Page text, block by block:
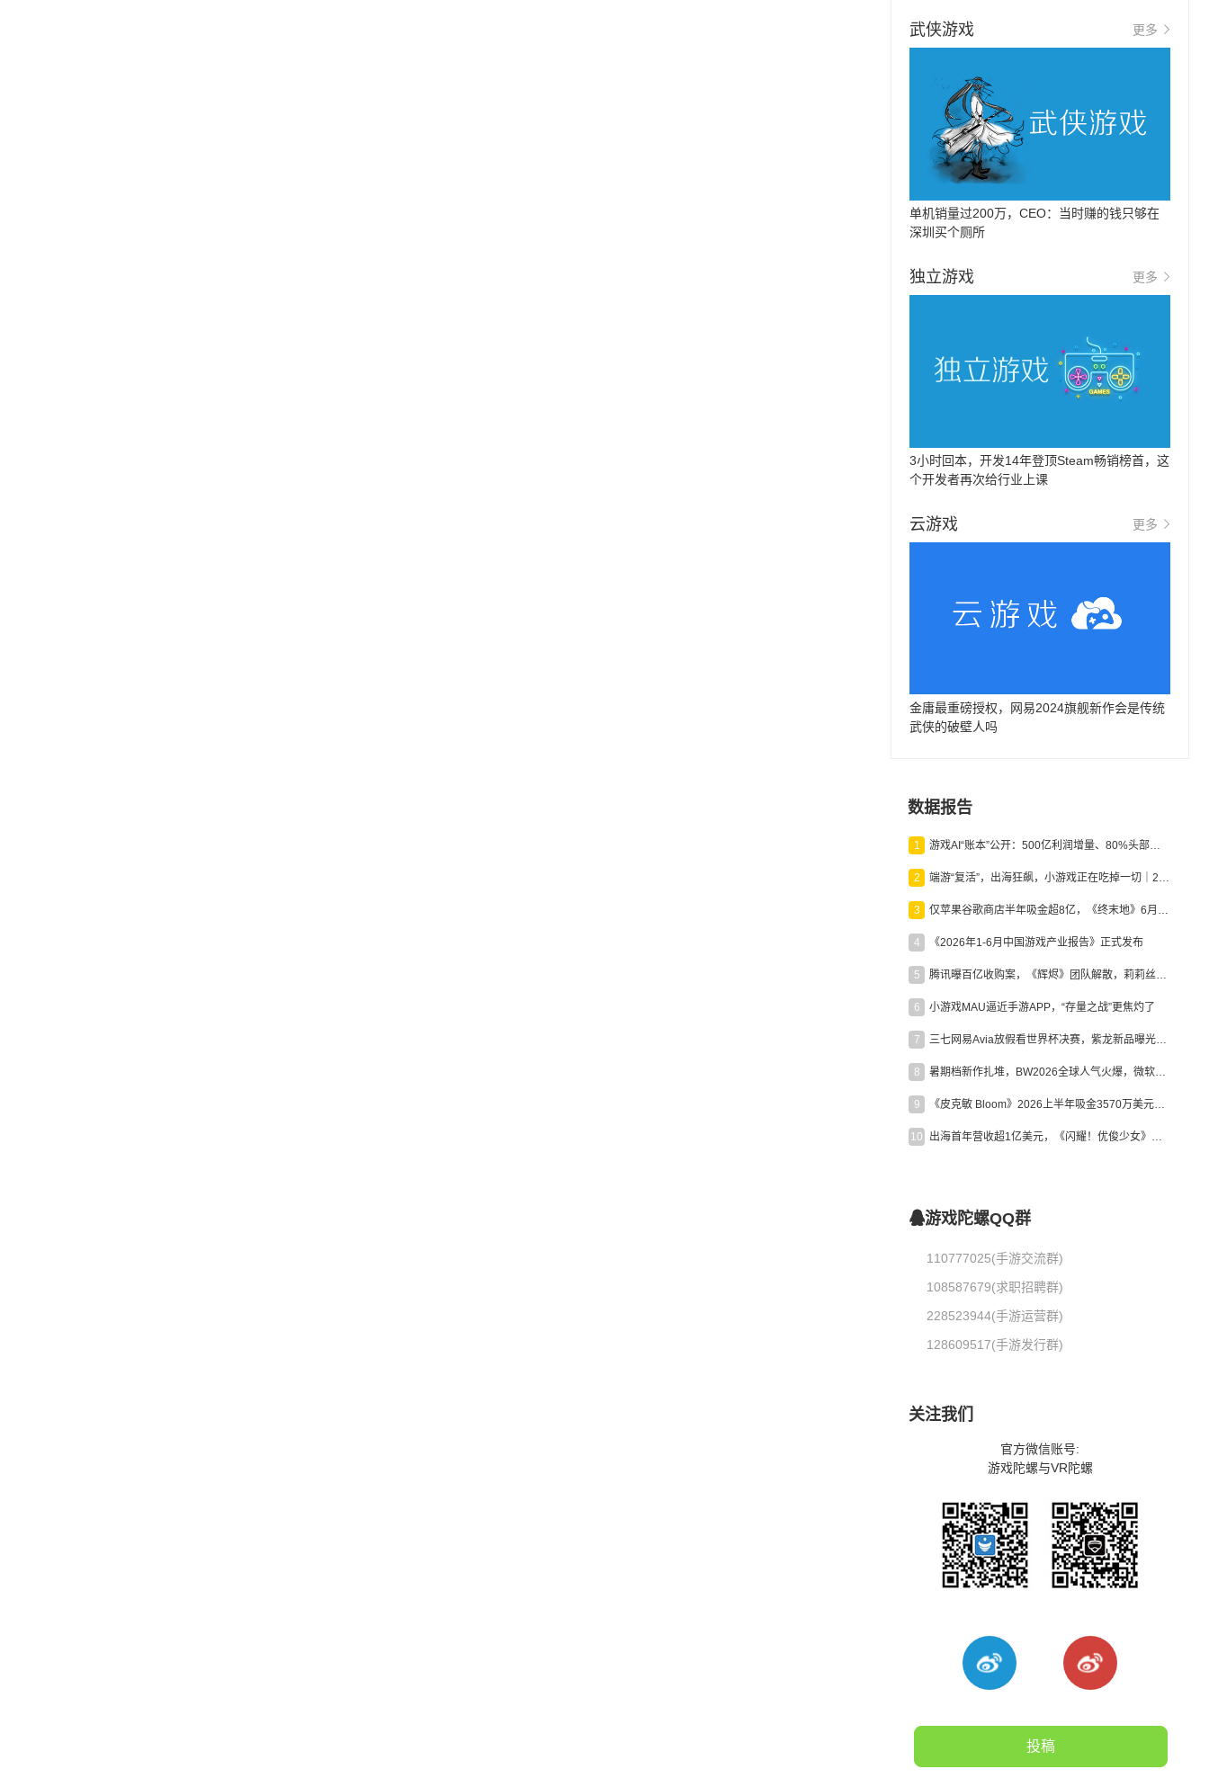
武侠游戏 更多
单机销量过200万，CEO：当时赚的钱只够在
深圳买个厕所
独立游戏 更多
3小时回本，开发14年登顶Steam畅销榜首，这
个开发者再次给行业上课
云游戏 更多
金庸最重磅授权，网易2024旗舰新作会是传统
武侠的破壁人吗
数据报告
1 游戏AI“账本”公开：500亿利润增量、80%头部入局，谁在闷声发财？
2 端游“复活”，出海狂飙，小游戏正在吃掉一切｜2026上半年产业报告
3 仅苹果谷歌商店半年吸金超8亿，《终末地》6月份收入显著回暖
4 《2026年1-6月中国游戏产业报告》正式发布
5 腾讯曝百亿收购案，《辉烬》团队解散，莉莉丝新作曝光｜陀螺周报
6 小游戏MAU逼近手游APP，“存量之战”更焦灼了
7 三七网易Avia放假看世界杯决赛，紫龙新品曝光，米哈游新作上线 | 陀螺周报
8 暑期档新作扎堆，BW2026全球人气火爆，微软XBOX大裁员|陀螺周报
9 《皮克敏 Bloom》2026上半年吸金3570万美元，中国台湾成最大市场
10 出海首年营收超1亿美元，《闪耀！优俊少女》美国市场占比达七成
游戏陀螺QQ群
110777025(手游交流群)
108587679(求职招聘群)
228523944(手游运营群)
128609517(手游发行群)
关注我们
官方微信账号:
游戏陀螺与VR陀螺
投稿